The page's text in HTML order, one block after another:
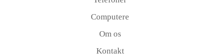
Computere
Om os
Kontakt